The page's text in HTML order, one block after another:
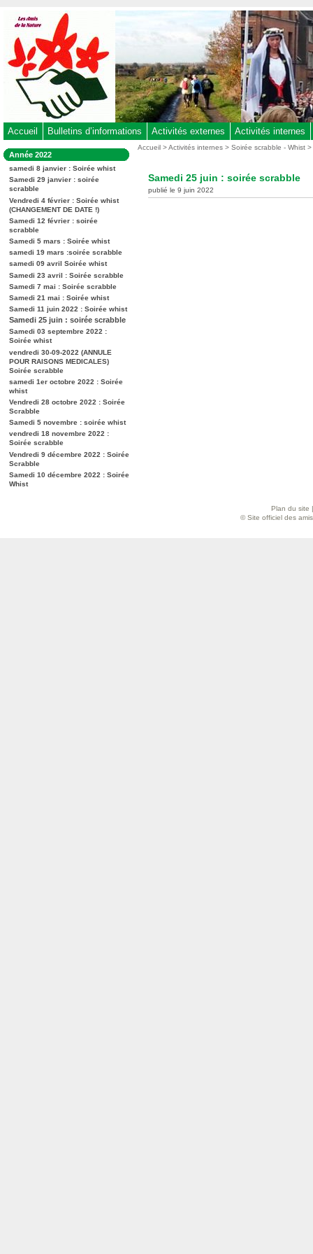
au
contenu
-
Aller
au
menu
-
à
la
recherche
Accueil Bulletins d’informations Activités externes Activités internes
Dans
la
rubrique
:
Année 2022
samedi 8 janvier : Soirée whist
Samedi 29 janvier : soirée
scrabble
Vendredi 4 février : Soirée whist
(CHANGEMENT DE DATE !)
Samedi 12 février : soirée
scrabble
Samedi 5 mars : Soirée whist
samedi 19 mars :soirée scrabble
samedi 09 avril Soirée whist
Samedi 23 avril : Soirée scrabble
Samedi 7 mai : Soirée scrabble
Samedi 21 mai : Soirée whist
Samedi 11 juin 2022 : Soirée whist
Samedi 25 juin : soirée scrabble
Samedi 03 septembre 2022 :
Soirée whist
vendredi 30-09-2022 (ANNULE
POUR RAISONS MEDICALES)
Soirée scrabble
samedi 1er octobre 2022 : Soirée
whist
Vendredi 28 octobre 2022 : Soirée
Scrabble
Samedi 5 novembre : soirée whist
vendredi 18 novembre 2022 :
Soirée scrabble
Vendredi 9 décembre 2022 : Soirée
Scrabble
Samedi 10 décembre 2022 : Soirée
Whist
Vous
Accueil >Activités internes >Soirée scrabble - Whist >
Samedi 25 juin : soirée scrabble
publié le 9 juin 2022
Plan du site
© Site officiel des